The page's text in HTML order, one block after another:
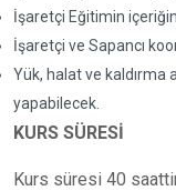
İşaretçi Eğitimin
İşaretçi ve Sapancı
Yük, halat ve kaldırma
yapabilecek.
KURS SÜRESİ
Kurs süresi 40